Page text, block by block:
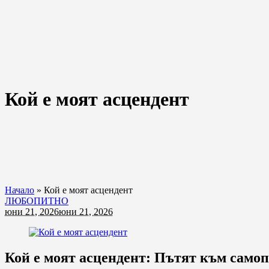
Кой е моят асцендент
Начало » Кой е моят асцендент
ЛЮБОПИТНО
юни 21, 2026юни 21, 2026
Кой е моят асцендент: Пътят към